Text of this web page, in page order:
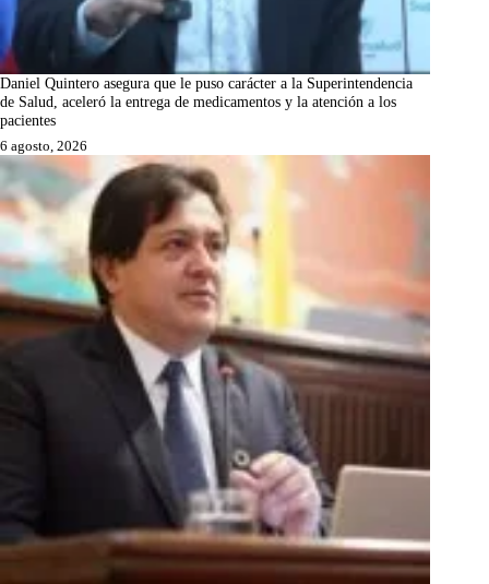
Daniel Quintero asegura que le puso carácter a la Superintendencia
de Salud, aceleró la entrega de medicamentos y la atención a los
pacientes
6 agosto, 2026